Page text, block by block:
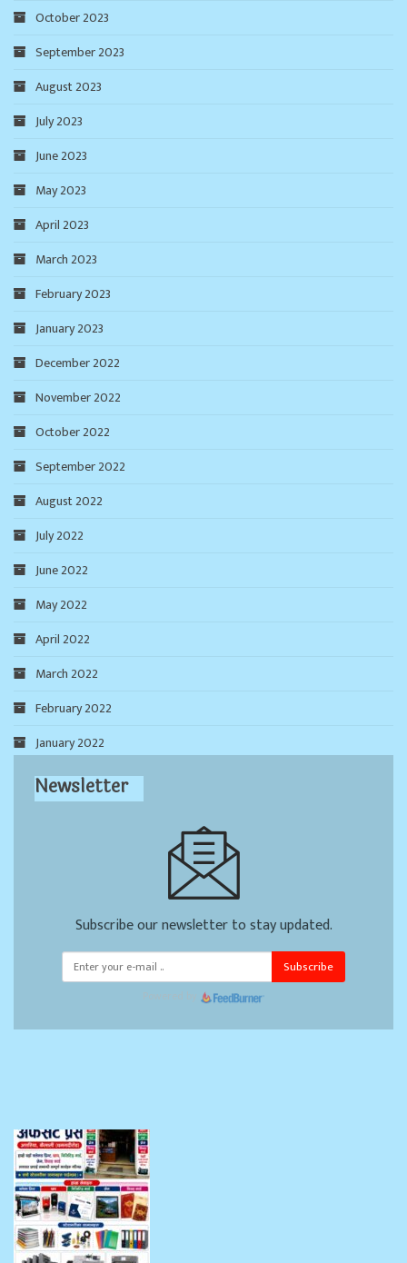
October 2023
September 2023
August 2023
July 2023
June 2023
May 2023
April 2023
March 2023
February 2023
January 2023
December 2022
November 2022
October 2022
September 2022
August 2022
July 2022
June 2022
May 2022
April 2022
March 2022
February 2022
January 2022
Newsletter
Subscribe our newsletter to stay updated.
Subscribe